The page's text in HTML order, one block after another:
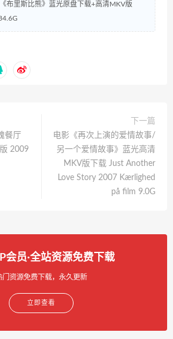
布里斯比熊》蓝光原盘下载+高清MKV版
餐厅
2009
下一篇
电影《再次上演的爱情故事/
另一个爱情故事》蓝光高清
MKV版下载 Just Another
Love Story 2007 Kærlighed
på film 9.0G
会员·全站资源免费下载
门资源免费下载，永久更新
立即查看